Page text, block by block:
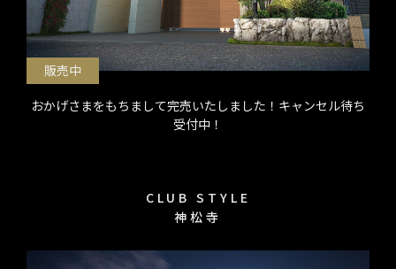
販売中
おかげさまをもちまして完売いたしました！キャンセル待ち
受付中！
CLUB STYLE
神松寺